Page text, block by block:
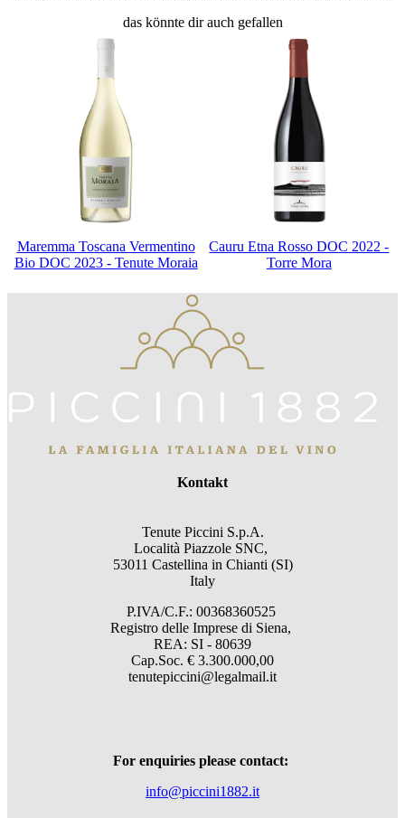
das könnte dir auch gefallen
Maremma Toscana Vermentino
Bio DOC 2023 - Tenute Moraia
Cauru Etna Rosso DOC 2022 -
Torre Mora
Kontakt
Tenute Piccini S.p.A.
Località Piazzole SNC,
53011 Castellina in Chianti (SI)
Italy
P.IVA/C.F.: 00368360525
Registro delle Imprese di Siena,
REA: SI - 80639
Cap.Soc. € 3.300.000,00
tenutepiccini@legalmail.it
For enquiries please contact:
info@piccini1882.it